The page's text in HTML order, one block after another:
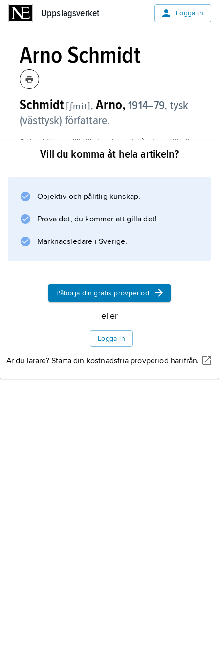
Uppslagsverket Logga in
Arno Schmidt
Schmidt [ʃmit],Arno, 1914–79, tysk
(västtysk) författare.
Schmidt var självlärd och motståndare till all
skolbildning. Redan i sina första verk, t.ex.
Aus dem Leben eines Fauns
prosa prov på sin säregna stil, och i trilogin
Nobodaddy’s Kinder
(’Nobodaddy’s barn’, 1963) fragmenterade han
Information om artikeln
Vill du komma åt hela artikeln?
Objektiv och pålitlig kunskap.
Prova det, du kommer att gilla det!
Marknadsledare i Sverige.
Påbörja din gratis provperiod
eller
Logga in
Är du lärare? Starta din kostnadsfria provperiod härifrån.